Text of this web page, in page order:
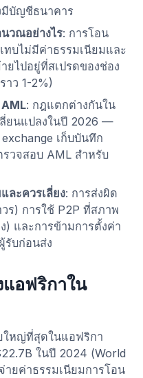
มีบัญชีธนาคาร
วณอย่างไร: การโอน
ทบไม่มีค่าธรรมเนียมและ
ไปอยู่ที่สเปรดของช่อง
าว 1-2%)
: กฎแตกต่างกันใน
ยนแปลงในปี 2026 —
เก็บบันทึก
วจสอบ AML สำหรับ
ละควรเลี่ยง: การส่งผิด
ร) การใช้ P2P ที่สภาพ
) และการข้ามการตั้งค่า
รับก่อนส่ง
อฟริกาใน
ใหญ่ที่สุดในแอฟริกา
ในปี 2024 (World
ายค่าธรรมเนียมการโอน